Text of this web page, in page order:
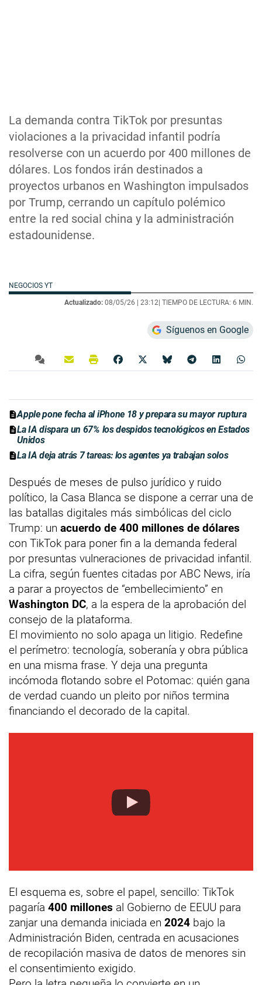
La demanda contra TikTok por presuntas
violaciones a la privacidad infantil podría
resolverse con un acuerdo por 400 millones de
dólares. Los fondos irán destinados a
proyectos urbanos en Washington impulsados
por Trump, cerrando un capítulo polémico
entre la red social china y la administración
estadounidense.
NEGOCIOS YT
Actualizado: 08/05/26 | 23:12| TIEMPO DE LECTURA: 6 MIN.
Síguenos en Google
Apple pone fecha al iPhone 18 y prepara su mayor ruptura
La IA dispara un 67% los despidos tecnológicos en Estados
Unidos
La IA deja atrás 7 tareas: los agentes ya trabajan solos
Después de meses de pulso jurídico y ruido
político, la Casa Blanca se dispone a cerrar una de
las batallas digitales más simbólicas del ciclo
Trump: un acuerdo de 400 millones de dólares
con TikTok para poner fin a la demanda federal
por presuntas vulneraciones de privacidad infantil.
La cifra, según fuentes citadas por ABC News, iría
a parar a proyectos de “embellecimiento” en
Washington DC, a la espera de la aprobación del
consejo de la plataforma.
El movimiento no solo apaga un litigio. Redefine
el perímetro: tecnología, soberanía y obra pública
en una misma frase. Y deja una pregunta
incómoda flotando sobre el Potomac: quién gana
de verdad cuando un pleito por niños termina
financiando el decorado de la capital.
El esquema es, sobre el papel, sencillo: TikTok
pagaría 400 millones al Gobierno de EEUU para
zanjar una demanda iniciada en 2024 bajo la
Administración Biden, centrada en acusaciones
de recopilación masiva de datos de menores sin
el consentimiento exigido.